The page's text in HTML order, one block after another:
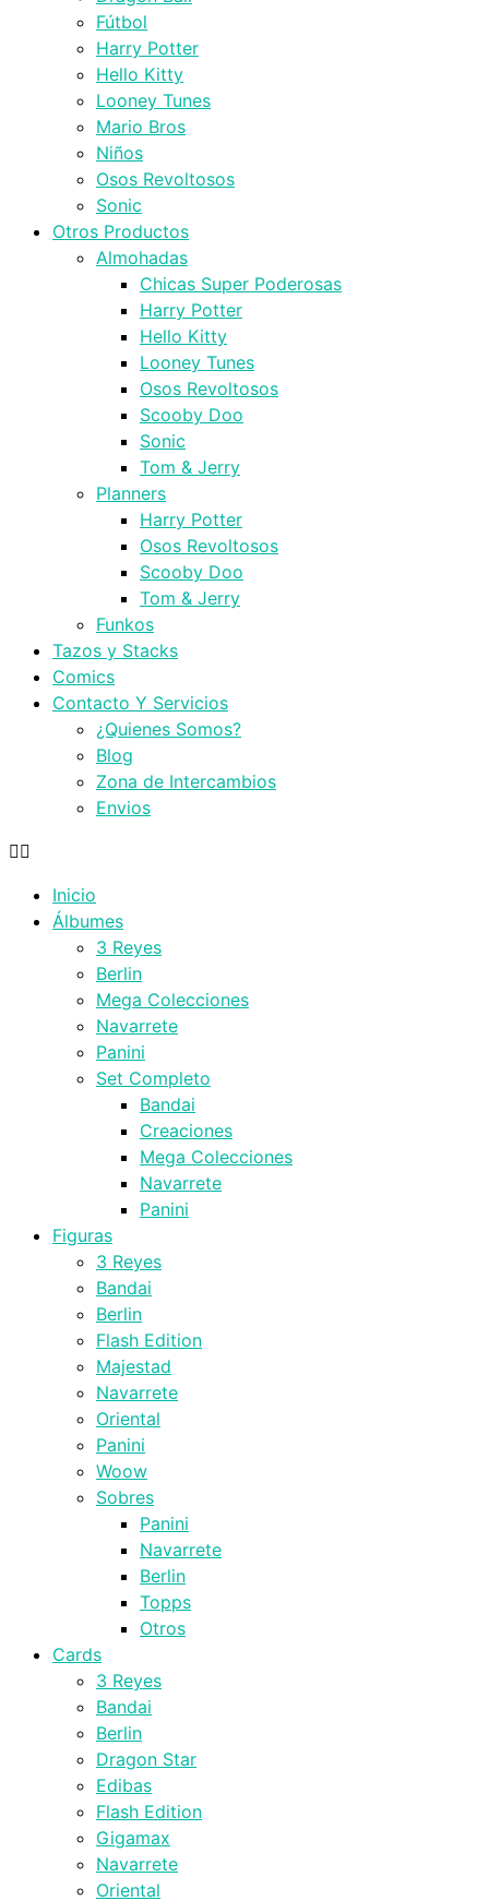
Fútbol
Harry Potter
Hello Kitty
Looney Tunes
Mario Bros
Niños
Osos Revoltosos
Sonic
Otros Productos
Almohadas
Chicas Super Poderosas
Harry Potter
Hello Kitty
Looney Tunes
Osos Revoltosos
Scooby Doo
Sonic
Tom & Jerry
Planners
Harry Potter
Osos Revoltosos
Scooby Doo
Tom & Jerry
Funkos
Tazos y Stacks
Comics
Contacto Y Servicios
¿Quienes Somos?
Blog
Zona de Intercambios
Envios
Inicio
Álbumes
3 Reyes
Berlin
Mega Colecciones
Navarrete
Panini
Set Completo
Bandai
Creaciones
Mega Colecciones
Navarrete
Panini
Figuras
3 Reyes
Bandai
Berlin
Flash Edition
Majestad
Navarrete
Oriental
Panini
Woow
Sobres
Panini
Navarrete
Berlin
Topps
Otros
Cards
3 Reyes
Bandai
Berlin
Dragon Star
Edibas
Flash Edition
Gigamax
Navarrete
Oriental